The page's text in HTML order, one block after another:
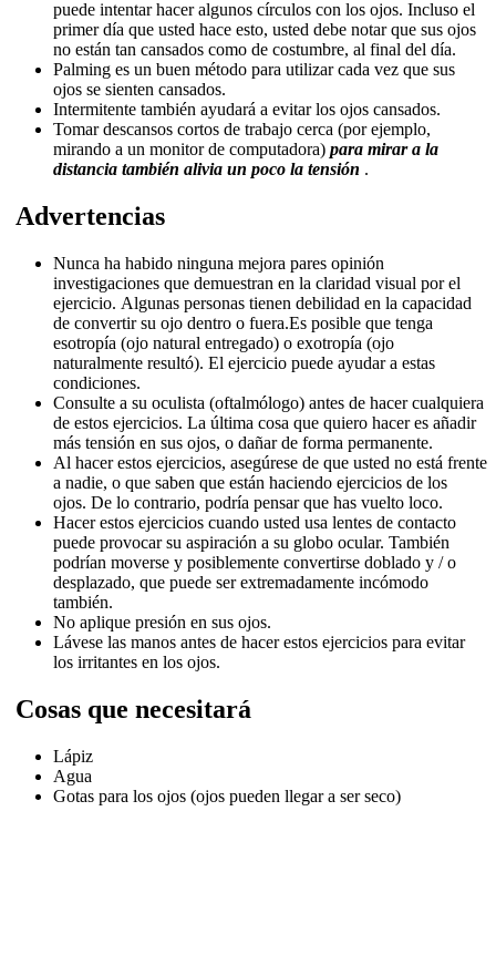
puede intentar hacer algunos círculos con los ojos. Incluso el
primer día que usted hace esto, usted debe notar que sus ojos
no están tan cansados ​​como de costumbre, al final del día.
Palming es un buen método para utilizar cada vez que sus
ojos se sienten cansados.
Intermitente también ayudará a evitar los ojos cansados.
Tomar descansos cortos de trabajo cerca (por ejemplo,
mirando a un monitor de computadora) para mirar a la
distancia también alivia un poco la tensión .
Advertencias
Nunca ha habido ninguna mejora pares opinión
investigaciones que demuestran en la claridad visual por el
ejercicio. Algunas personas tienen debilidad en la capacidad
de convertir su ojo dentro o fuera.Es posible que tenga
esotropía (ojo natural entregado) o exotropía (ojo
naturalmente resultó). El ejercicio puede ayudar a estas
condiciones.
Consulte a su oculista (oftalmólogo) antes de hacer cualquiera
de estos ejercicios. La última cosa que quiero hacer es añadir
más tensión en sus ojos, o dañar de forma permanente.
Al hacer estos ejercicios, asegúrese de que usted no está frente
a nadie, o que saben que están haciendo ejercicios de los
ojos. De lo contrario, podría pensar que has vuelto loco.
Hacer estos ejercicios cuando usted usa lentes de contacto
puede provocar su aspiración a su globo ocular. También
podrían moverse y posiblemente convertirse doblado y / o
desplazado, que puede ser extremadamente incómodo
también.
No aplique presión en sus ojos.
Lávese las manos antes de hacer estos ejercicios para evitar
los irritantes en los ojos.
Cosas que necesitará
Lápiz
Agua
Gotas para los ojos (ojos pueden llegar a ser seco)